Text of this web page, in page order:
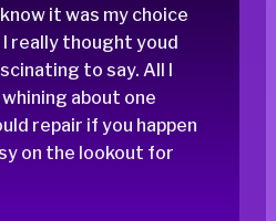
it was my choice
really thought youd
to say. All I
about one
repair if you happen
on the lookout for